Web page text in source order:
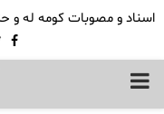
اسناد و مصوبات کومه له و
PRIMARY